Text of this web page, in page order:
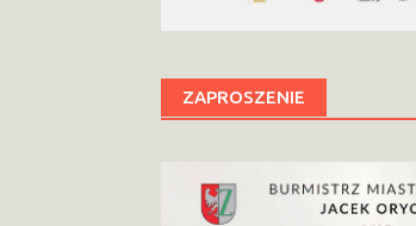
ZAPROSZENIE